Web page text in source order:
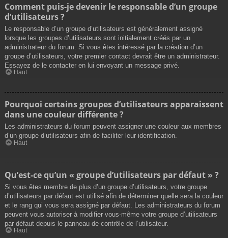
Comment puis-je devenir le responsable d’un groupe
d’utilisateurs ?
Le responsable d’un groupe d’utilisateurs est généralement assigné
lorsque les groupes d’utilisateurs sont initialement créés par un
administrateur du forum. Si vous êtes intéressé par la création d’un
groupe d’utilisateurs, votre premier contact devrait être un administrateur.
Essayez de le contacter en lui envoyant un message privé.
Haut
Pourquoi certains groupes d’utilisateurs apparaissent
dans une couleur différente ?
Les administrateurs du forum peuvent assigner une couleur aux membres
d’un groupe d’utilisateurs afin de faciliter leur identification.
Haut
Qu’est-ce qu’un « groupe d’utilisateurs par défaut » ?
Si vous êtes membre de plus d’un groupe d’utilisateurs, votre groupe
d’utilisateurs par défaut est utilisé afin de déterminer quelle sera la couleur
et le rang qui vous sera assigné par défaut. Les administrateurs du forum
peuvent vous autoriser à modifier vous-même votre groupe d’utilisateurs
par défaut depuis le panneau de contrôle de l’utilisateur.
Haut